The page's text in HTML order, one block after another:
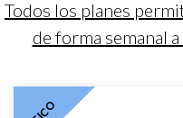
Todos los planes
de forma semanal